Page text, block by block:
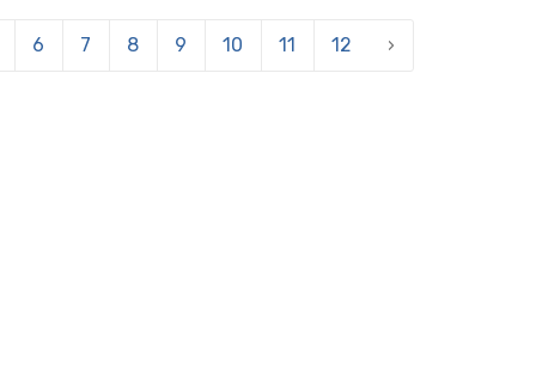
6 7 8 9 10 11 12 ›